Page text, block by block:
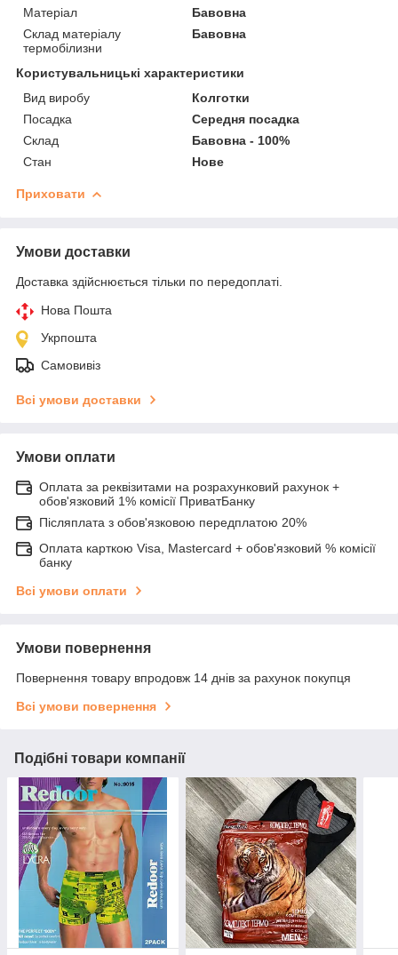
Матеріал
Бавовна
Склад матеріалу
термобілизни
Бавовна
Користувальницькі характеристики
Вид виробу
Колготки
Посадка
Середня посадка
Склад
Бавовна - 100%
Стан
Нове
Приховати
Умови доставки
Доставка здійснюється тільки по передоплаті.
Нова Пошта
Укрпошта
Самовивіз
Всі умови доставки
Умови оплати
Оплата за реквізитами на розрахунковий рахунок +
обов'язковий 1% комісії ПриватБанку
Післяплата з обов'язковою передплатою 20%
Оплата карткою Visa, Mastercard + обов'язковий % комісії
банку
Всі умови оплати
Умови повернення
Повернення товару впродовж 14 днів за рахунок покупця
Всі умови повернення
Подібні товари компанії